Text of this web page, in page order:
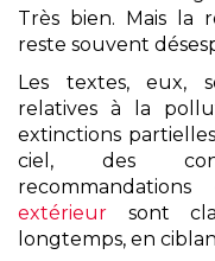
Très bien. Mais la
reste souvent
Les textes, eux,
relatives à la
extinctions
ciel, des
extérieur sont
longtemps, en